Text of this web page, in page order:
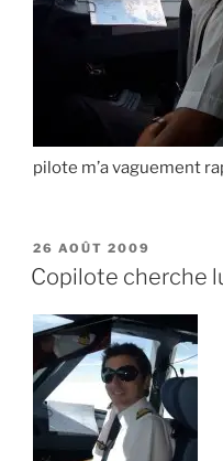
pilote m’a vaguement
PUBLIÉ
LE
26 AOÛT 2009
Copilote cherche